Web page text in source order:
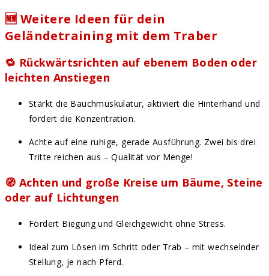
🆕 Weitere Ideen für dein
Geländetraining mit dem Traber
🔁 Rückwärtsrichten auf ebenem Boden oder
leichten Anstiegen
Stärkt die Bauchmuskulatur, aktiviert die Hinterhand und
fördert die Konzentration.
Achte auf eine ruhige, gerade Ausführung. Zwei bis drei
Tritte reichen aus – Qualität vor Menge!
🧭 Achten und große Kreise um Bäume, Steine
oder auf Lichtungen
Fördert Biegung und Gleichgewicht ohne Stress.
Ideal zum Lösen im Schritt oder Trab – mit wechselnder
Stellung, je nach Pferd.